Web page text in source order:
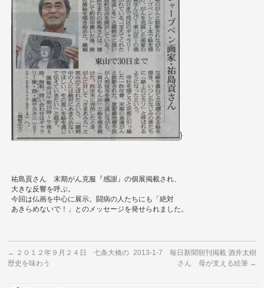
}
祐島貢さん 末期がん克服『感謝』の個展掲載され、
大きな反響を呼ぶ。
今回は仏画を中心に展示。闘病の人たちにも「絶対
あきらめないで！」とのメッセージを発せられました。
←
２０１２年９月２４日 七条大橋の
歴史を味わう
2013-1-7 毎日新聞朝刊掲載 酒井太樹
さん 母が支える絵筆 →